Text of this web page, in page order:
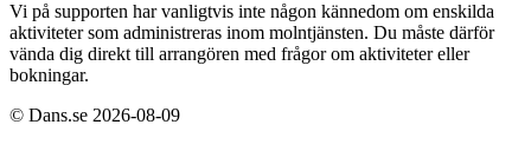
Vi på supporten har vanligtvis inte någon kännedom om enskilda
aktiviteter som administreras inom molntjänsten. Du måste därför
vända dig direkt till arrangören med frågor om aktiviteter eller
bokningar.
© Dans.se 2026-08-09